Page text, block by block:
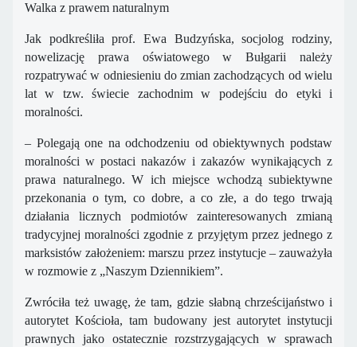
Walka z prawem naturalnym
Jak podkreśliła prof. Ewa Budzyńska, socjolog rodziny,
nowelizację prawa oświatowego w Bułgarii należy
rozpatrywać w odniesieniu do zmian zachodzących od wielu
lat w tzw. świecie zachodnim w podejściu do etyki i
moralności.
– Polegają one na odchodzeniu od obiektywnych podstaw
moralności w postaci nakazów i zakazów wynikających z
prawa naturalnego. W ich miejsce wchodzą subiektywne
przekonania o tym, co dobre, a co złe, a do tego trwają
działania licznych podmiotów zainteresowanych zmianą
tradycyjnej moralności zgodnie z przyjętym przez jednego z
marksistów założeniem: marszu przez instytucje – zauważyła
w rozmowie z „Naszym Dziennikiem”.
Zwróciła też uwagę, że tam, gdzie słabną chrześcijaństwo i
autorytet Kościoła, tam budowany jest autorytet instytucji
prawnych jako ostatecznie rozstrzygających w sprawach